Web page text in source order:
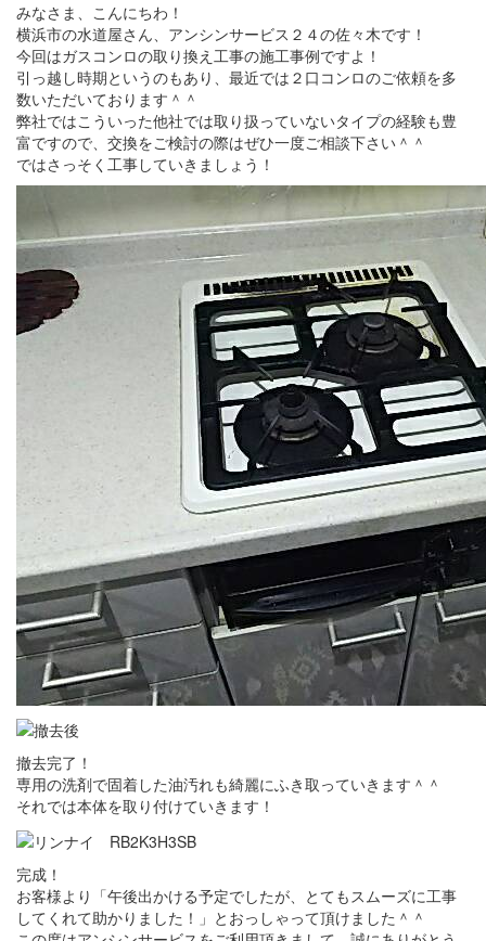
みなさま、こんにちわ！
横浜市の水道屋さん、アンシンサービス２４の佐々木です！
今回はガスコンロの取り換え工事の施工事例ですよ！
引っ越し時期というのもあり、最近では２口コンロのご依頼を多
数いただいております＾＾
弊社ではこういった他社では取り扱っていないタイプの経験も豊
富ですので、交換をご検討の際はぜひ一度ご相談下さい＾＾
ではさっそく工事していきましょう！
撤去完了！
専用の洗剤で固着した油汚れも綺麗にふき取っていきます＾＾
それでは本体を取り付けていきます！
完成！
お客様より「午後出かける予定でしたが、とてもスムーズに工事
してくれて助かりました！」とおっしゃって頂けました＾＾